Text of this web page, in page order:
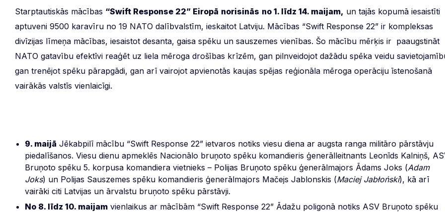
Starptautiskās mācības “Swift Response 22” Eiropā norisinās no 1. līdz 14. maijam, un tajās kopumā iesaistīti
aptuveni 9500 karavīru no 19 NATO dalībvalstīm, ieskaitot Latviju. Mācības “Swift Response 22” ir kompleksas
divīzijas līmeņa mācības, iesaistot desanta, gaisa spēku un sauszemes vienības. Šo mācību mērķis ir paaugstināt
NATO gatavību efektīvi reaģēt uz liela mēroga drošības krīzēm, gan pilnveidojot dažādu spēka veidu
gan trenējot spēku pārapgādi, gan arī vairojot apvienotās kaujas spējas reģionāla mēroga operāciju īstenošanā
vairākās valstīs vienlaicīgi.
9. maijā Jēkabpilī mācību “Swift Response 22” ietvaros notiks viesu diena ar augsta ranga militāro pārstāvju
piedalīšanos. Viesu dienu apmeklēs Nacionālo bruņoto spēku komandieris ģenerālleitnants Leonīds Kalniņš,
Bruņoto spēku 5. korpusa komandiera vietnieks – Polijas Bruņoto spēku ģenerālmajors Ādams Joks (Adam
Joks) un Polijas Sauszemes spēku komandieris ģenerālmajors Mačejs Jablonskis (Maciej Jabłoński), kā arī
vairāki citi Latvijas un ārvalstu bruņoto spēku pārstāvji.
No 8. līdz 10. maijam vienlaikus ar mācībām “Swift Response 22” Ādažu poligonā notiks ASV Bruņoto spēku